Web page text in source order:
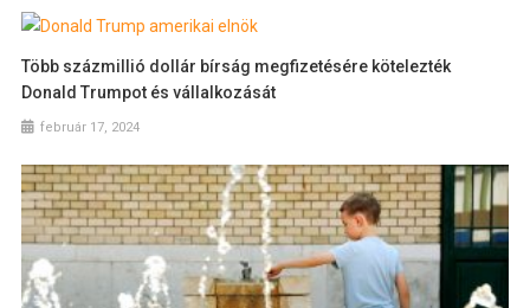
Több százmillió dollár bírság megfizetésére kötelezték
Donald Trumpot és vállalkozását
február 17, 2024